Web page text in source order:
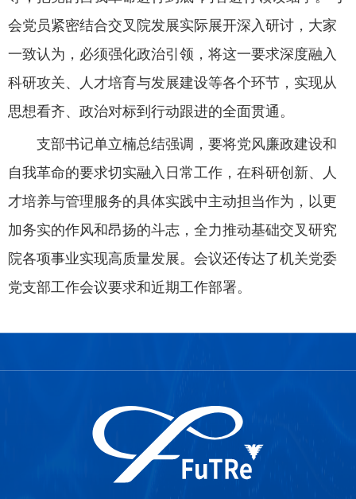
会党员紧密结合交叉院发展实际展开深入研讨，大家
一致认为，必须强化政治引领，将这一要求深度融入
科研攻关、人才培育与发展建设等各个环节，实现从
思想看齐、政治对标到行动跟进的全面贯通。
支部书记单立楠总结强调，要将党风廉政建设和
自我革命的要求切实融入日常工作，在科研创新、人
才培养与管理服务的具体实践中主动担当作为，以更
加务实的作风和昂扬的斗志，全力推动基础交叉研究
院各项事业实现高质量发展。会议还传达了机关党委
党支部工作会议要求和近期工作部署。